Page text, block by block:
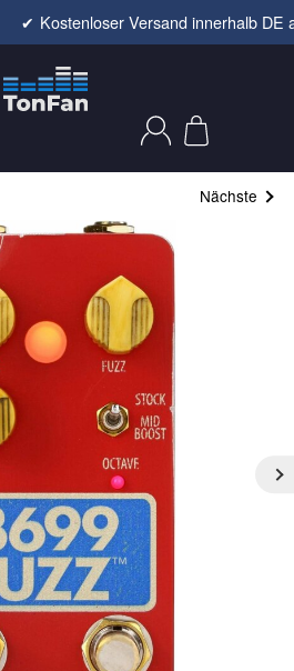
✔ Kostenloser Versand innerhalb DE
Nächste